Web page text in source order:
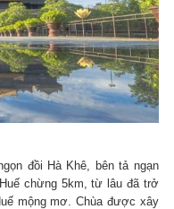
đồi Hà Khê, bên tả ngạn
chừng 5km, từ lâu đã trở
mộng mơ. Chùa được xây